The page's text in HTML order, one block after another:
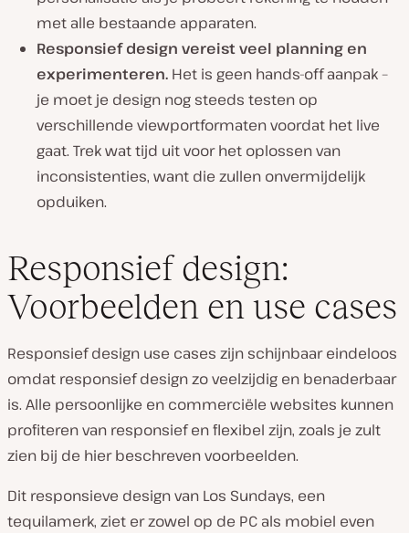
met alle bestaande apparaten.
Responsief design vereist veel planning en
experimenteren. Het is geen hands-off aanpak –
je moet je design nog steeds testen op
verschillende viewportformaten voordat het live
gaat. Trek wat tijd uit voor het oplossen van
inconsistenties, want die zullen onvermijdelijk
opduiken.
Responsief design:
Voorbeelden en use cases
Responsief design use cases zijn schijnbaar eindeloos
omdat responsief design zo veelzijdig en benaderbaar
is. Alle persoonlijke en commerciële websites kunnen
profiteren van responsief en flexibel zijn, zoals je zult
zien bij de hier beschreven voorbeelden.
Dit responsieve design van Los Sundays, een
tequilamerk, ziet er zowel op de PC als mobiel even